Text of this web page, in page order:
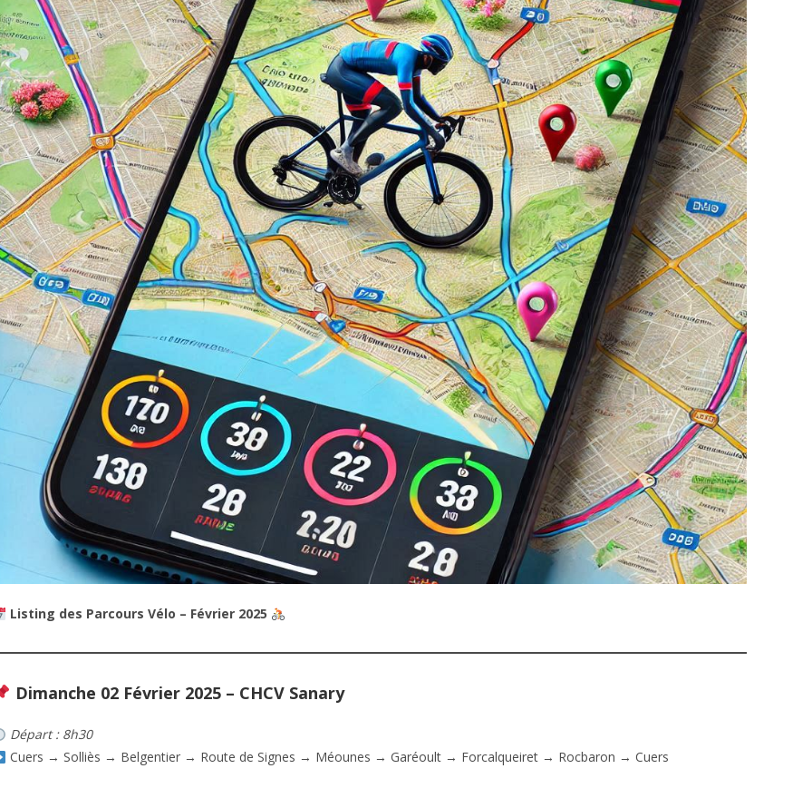
Listing des Parcours Vélo – Février 2025
Dimanche 02 Février 2025 – CHCV Sanary
Départ : 8h30
Cuers → Solliès → Belgentier → Route de Signes → Méounes → Garéoult → Forcalqueiret → Rocbaron → Cuers